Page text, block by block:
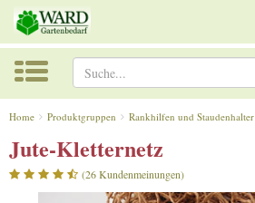
Home Produktgruppen Rankhilfen und Staudenhalter
Jute-Kletternetz
(26 Kundenmeinungen)